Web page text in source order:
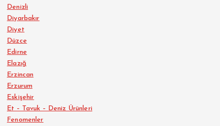
Denizli
Diyarbakır
Diyet
Düzce
Edirne
Elazığ
Erzincan
Erzurum
Eskişehir
Et – Tavuk – Deniz Ürünleri
Fenomenler